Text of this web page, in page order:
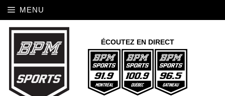
Aller
au
contenu
MENU
ÉCOUTEZ EN DIRECT